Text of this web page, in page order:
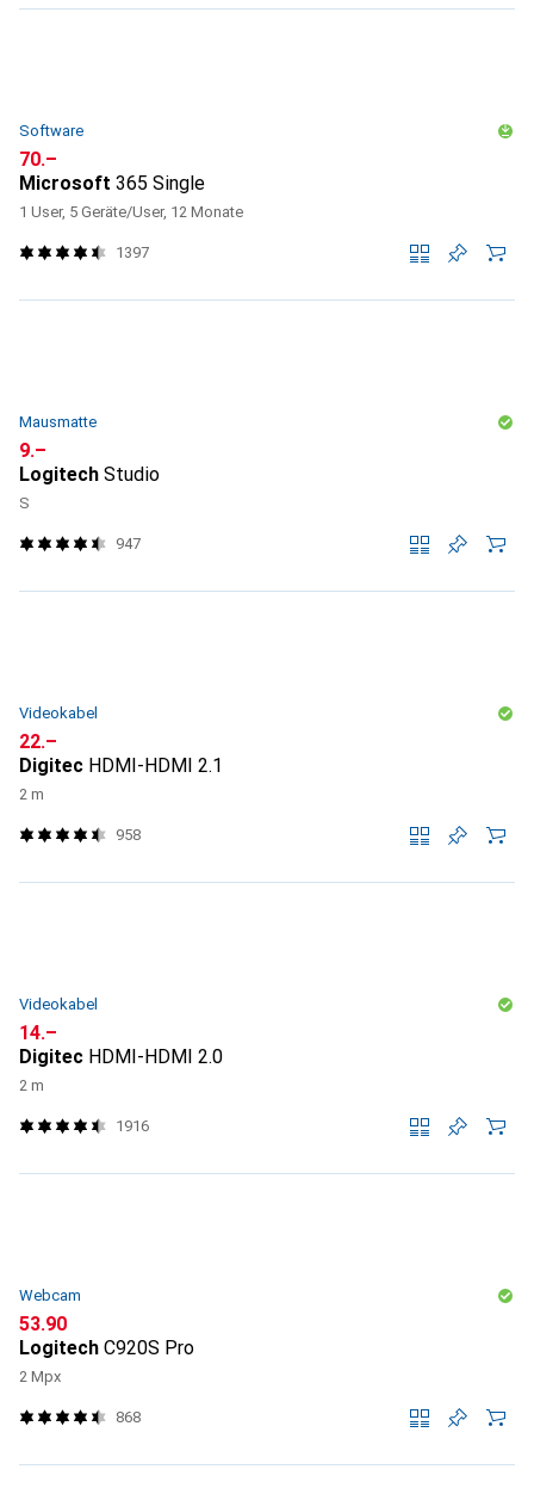
Software
CHF
70.–
Microsoft 365 Single
1 User, 5 Geräte/User, 12 Monate
1397
Mausmatte
CHF
9.–
Logitech Studio
S
947
Videokabel
CHF
22.–
Digitec HDMI-HDMI 2.1
2 m
958
Videokabel
CHF
14.–
Digitec HDMI-HDMI 2.0
2 m
1916
Webcam
CHF
53.90
Logitech C920S Pro
2 Mpx
868